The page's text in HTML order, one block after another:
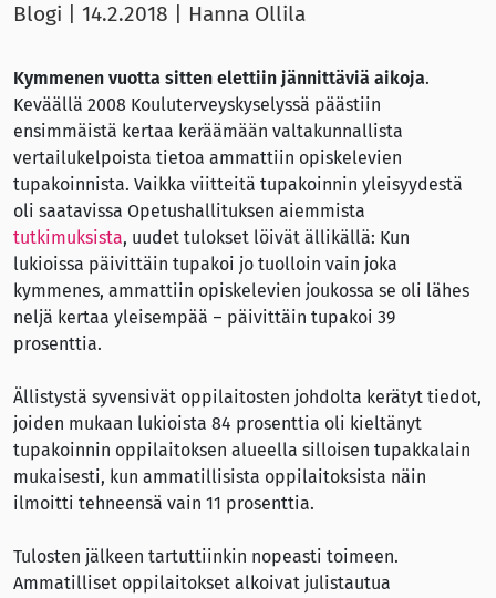
Blogi | 14.2.2018 | Hanna Ollila
Kymmenen vuotta sitten elettiin jännittäviä aikoja.
Keväällä 2008 Kouluterveyskyselyssä päästiin
ensimmäistä kertaa keräämään valtakunnallista
vertailukelpoista tietoa ammattiin opiskelevien
tupakoinnista. Vaikka viitteitä tupakoinnin yleisyydestä
oli saatavissa Opetushallituksen aiemmista
tutkimuksista, uudet tulokset löivät ällikällä: Kun
lukioissa päivittäin tupakoi jo tuolloin vain joka
kymmenes, ammattiin opiskelevien joukossa se oli lähes
neljä kertaa yleisempää – päivittäin tupakoi 39
prosenttia.
Ällistystä syvensivät oppilaitosten johdolta kerätyt tiedot,
joiden mukaan lukioista 84 prosenttia oli kieltänyt
tupakoinnin oppilaitoksen alueella silloisen tupakkalain
mukaisesti, kun ammatillisista oppilaitoksista näin
ilmoitti tehneensä vain 11 prosenttia.
Tulosten jälkeen tartuttiinkin nopeasti toimeen.
Ammatilliset oppilaitokset alkoivat julistautua